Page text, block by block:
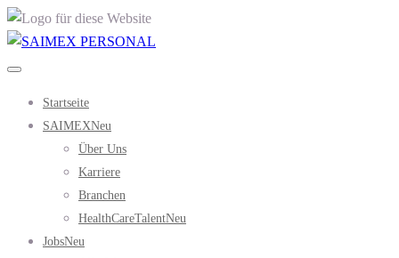
Startseite
SAIMEXNeu
Über Uns
Karriere
Branchen
HealthCareTalentNeu
JobsNeu